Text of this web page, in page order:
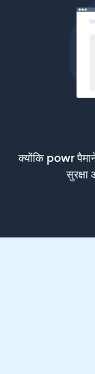
क्योंकि powr
सुरक्षा